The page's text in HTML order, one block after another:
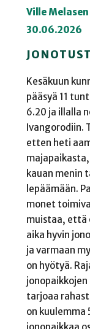
Ville
30.06.2026
Kesäkuun
pääsyä 11
6.20 ja illalla
Ivangorodiin.
etten heti
kauan menin
lepäämään.
monet
muistaa, että
aika hyvin
ja varmaan
on hyötyä.
jonopaikkojen
tarjoaa
on kuulemma